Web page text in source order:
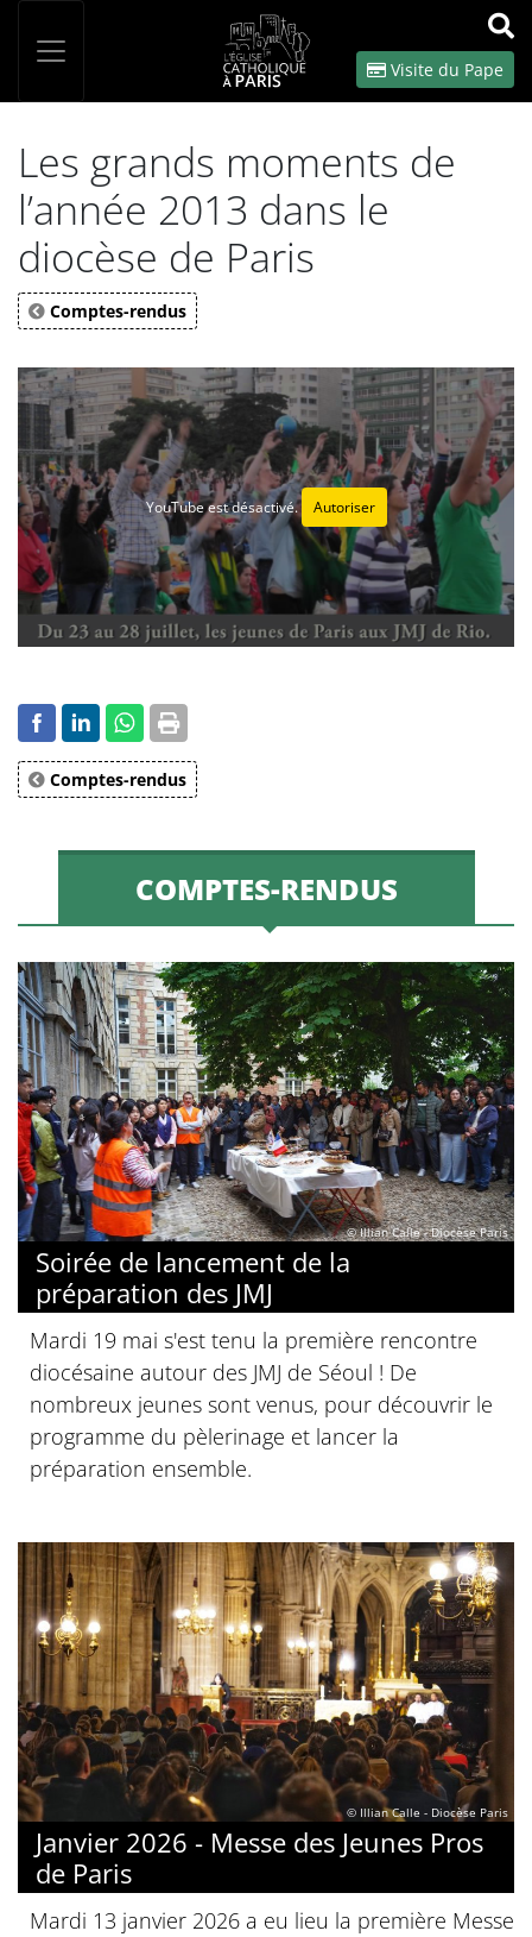
OK
Visite du Pape
Les grands moments de
l’année 2013 dans le
diocèse de Paris
Comptes-rendus
YouTube est désactivé. Autoriser
Comptes-rendus
COMPTES-RENDUS
© Illian Calle - Diocèse Paris
Soirée de lancement de la
préparation des JMJ
Mardi 19 mai s'est tenu la première rencontre
diocésaine autour des JMJ de Séoul ! De
nombreux jeunes sont venus, pour découvrir le
programme du pèlerinage et lancer la
préparation ensemble.
© Illian Calle - Diocèse Paris
Janvier 2026 - Messe des Jeunes Pros
de Paris
Mardi 13 janvier 2026 a eu lieu la première Messe
Panneau de gestion des cookies